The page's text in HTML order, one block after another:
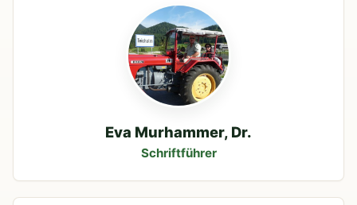
Eva Murhammer, Dr.
Schriftführer